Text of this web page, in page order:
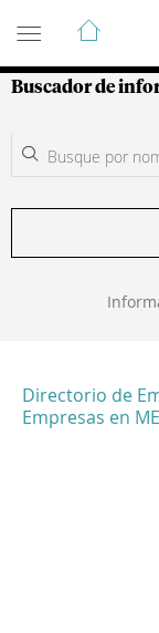
Guía de
Buscador de
Directorio de
Empresas en